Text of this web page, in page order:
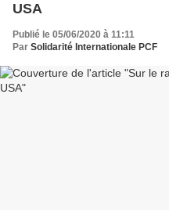
USA
Publié le 05/06/2020 à 11:11
Par Solidarité Internationale PCF